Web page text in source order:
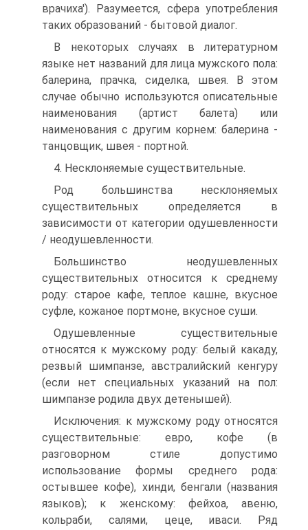
врачиха'). Разумеется, сфера употребления
таких образований - бытовой диалог.
В некоторых случаях в литературном
языке нет названий для лица мужского пола:
балерина, прачка, сиделка, швея. В этом
случае обычно используются описательные
наименования (артист балета) или
наименования с другим корнем: балерина -
танцовщик, швея - портной.
4. Несклоняемые существительные.
Род большинства несклоняемых
существительных определяется в
зависимости от категории одушевленности
/ неодушевленности.
Большинство неодушевленных
существительных относится к среднему
роду: старое кафе, теплое кашне, вкусное
суфле, кожаное портмоне, вкусное суши.
Одушевленные существительные
относятся к мужскому роду: белый какаду,
резвый шимпанзе, австралийский кенгуру
(если нет специальных указаний на пол:
шимпанзе родила двух детенышей).
Исключения: к мужскому роду относятся
существительные: евро, кофе (в
разговорном стиле допустимо
использование формы среднего рода:
остывшее кофе), хинди, бенгали (названия
языков); к женскому: фейхоа, авеню,
кольраби, салями, цеце, иваси. Ряд